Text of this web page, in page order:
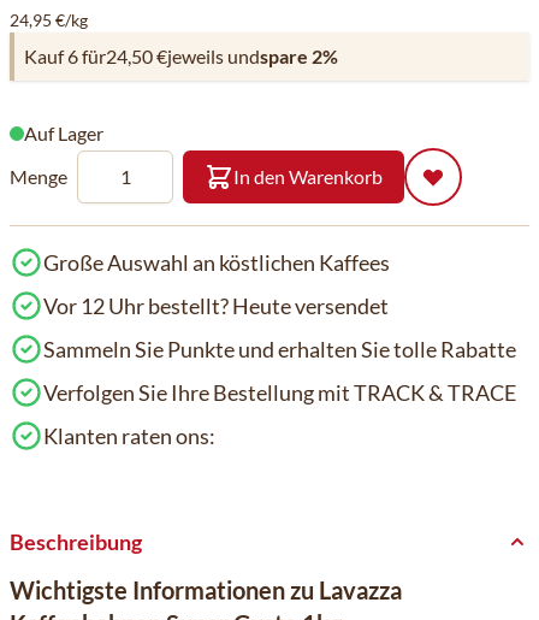
24,95 €/kg
Kauf 6 für24,50 €jeweils undspare 2%
Auf Lager
Menge
In den Warenkorb
Große Auswahl an köstlichen Kaffees
Vor 12 Uhr bestellt? Heute versendet
Sammeln Sie Punkte und erhalten Sie tolle Rabatte
Verfolgen Sie Ihre Bestellung mit TRACK & TRACE
Klanten raten ons:
Beschreibung
Wichtigste Informationen zu Lavazza